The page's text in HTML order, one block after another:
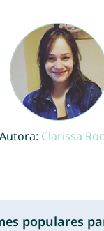
Autora: Clarissa
populares